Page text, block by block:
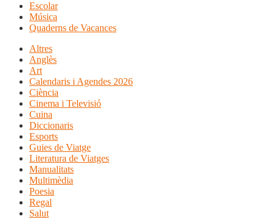
Escolar
Música
Quaderns de Vacances
Altres
Anglès
Art
Calendaris i Agendes 2026
Ciència
Cinema i Televisió
Cuina
Diccionaris
Esports
Guies de Viatge
Literatura de Viatges
Manualitats
Multimèdia
Poesia
Regal
Salut